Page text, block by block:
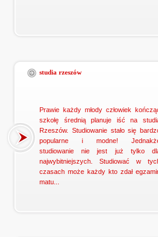
studia rzeszów
Prawie każdy młody człowiek
szkołę średnią planuje iść na
Rzeszów. Studiowanie stało się
popularne i modne!
studiowanie nie jest już tylko
najwybitniejszych. Studiować w
czasach może każdy kto zdał
matu...